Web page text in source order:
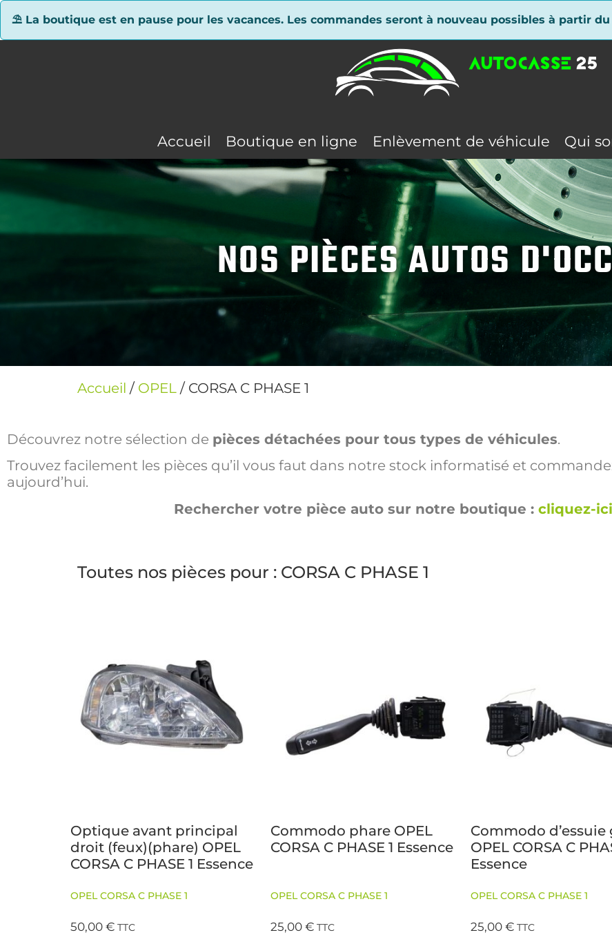
⛱ La boutique est en pause pour les vacances. Les commandes seront à nouveau possibles à partir du
Accueil Boutique en ligne Enlèvement de véhicule Qui
NOS PIÈCES AUTOS
Accueil / OPEL / CORSA C PHASE 1
Découvrez notre sélection de pièces détachées pour tous types de véhicules.
Trouvez facilement les pièces qu’il vous faut dans notre stock informatisé et
aujourd’hui.
Rechercher votre pièce auto sur notre boutique : cliquez-ici
Toutes nos pièces pour : CORSA C PHASE 1
Optique avant principal
droit (feux)(phare) OPEL
CORSA C PHASE 1 Essence
OPEL CORSA C PHASE 1
50,00€ TTC
Commodo phare OPEL
CORSA C PHASE 1 Essence
OPEL CORSA C PHASE 1
25,00€ TTC
Commodo d’essuie
OPEL CORSA C
Essence
OPEL CORSA C PHASE 1
25,00€ TTC
Panneau de gestion des cookies